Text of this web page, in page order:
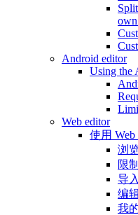
Android editor
Using the
Web editor
使用
浏
限制
导
编
我